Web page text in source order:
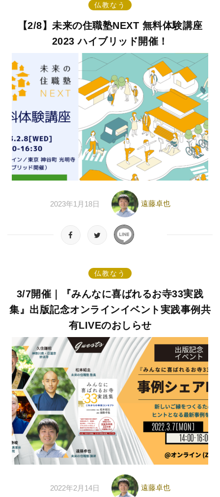
仏教なう
【2/8】未来の住職塾NEXT 無料体験講座
2023 ハイブリッド開催！
2023年1月18日 遠藤卓也
仏教なう
3/7開催｜『みんなに喜ばれるお寺33実践
集』出版記念オンラインイベント実践事例共
有LIVEのおしらせ
2022年2月14日 遠藤卓也